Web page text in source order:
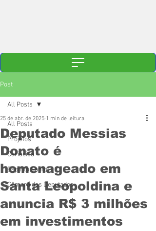
Post
All Posts
Projetos
Cariacica
Espírito Santo
Câmara dos Deputados
All Posts
Deputado Messias
Donato é
homenageado em
Santa Leopoldina e
anuncia R$ 3 milhões
em investimentos
25 de abr. de 2025 1 min de leitura